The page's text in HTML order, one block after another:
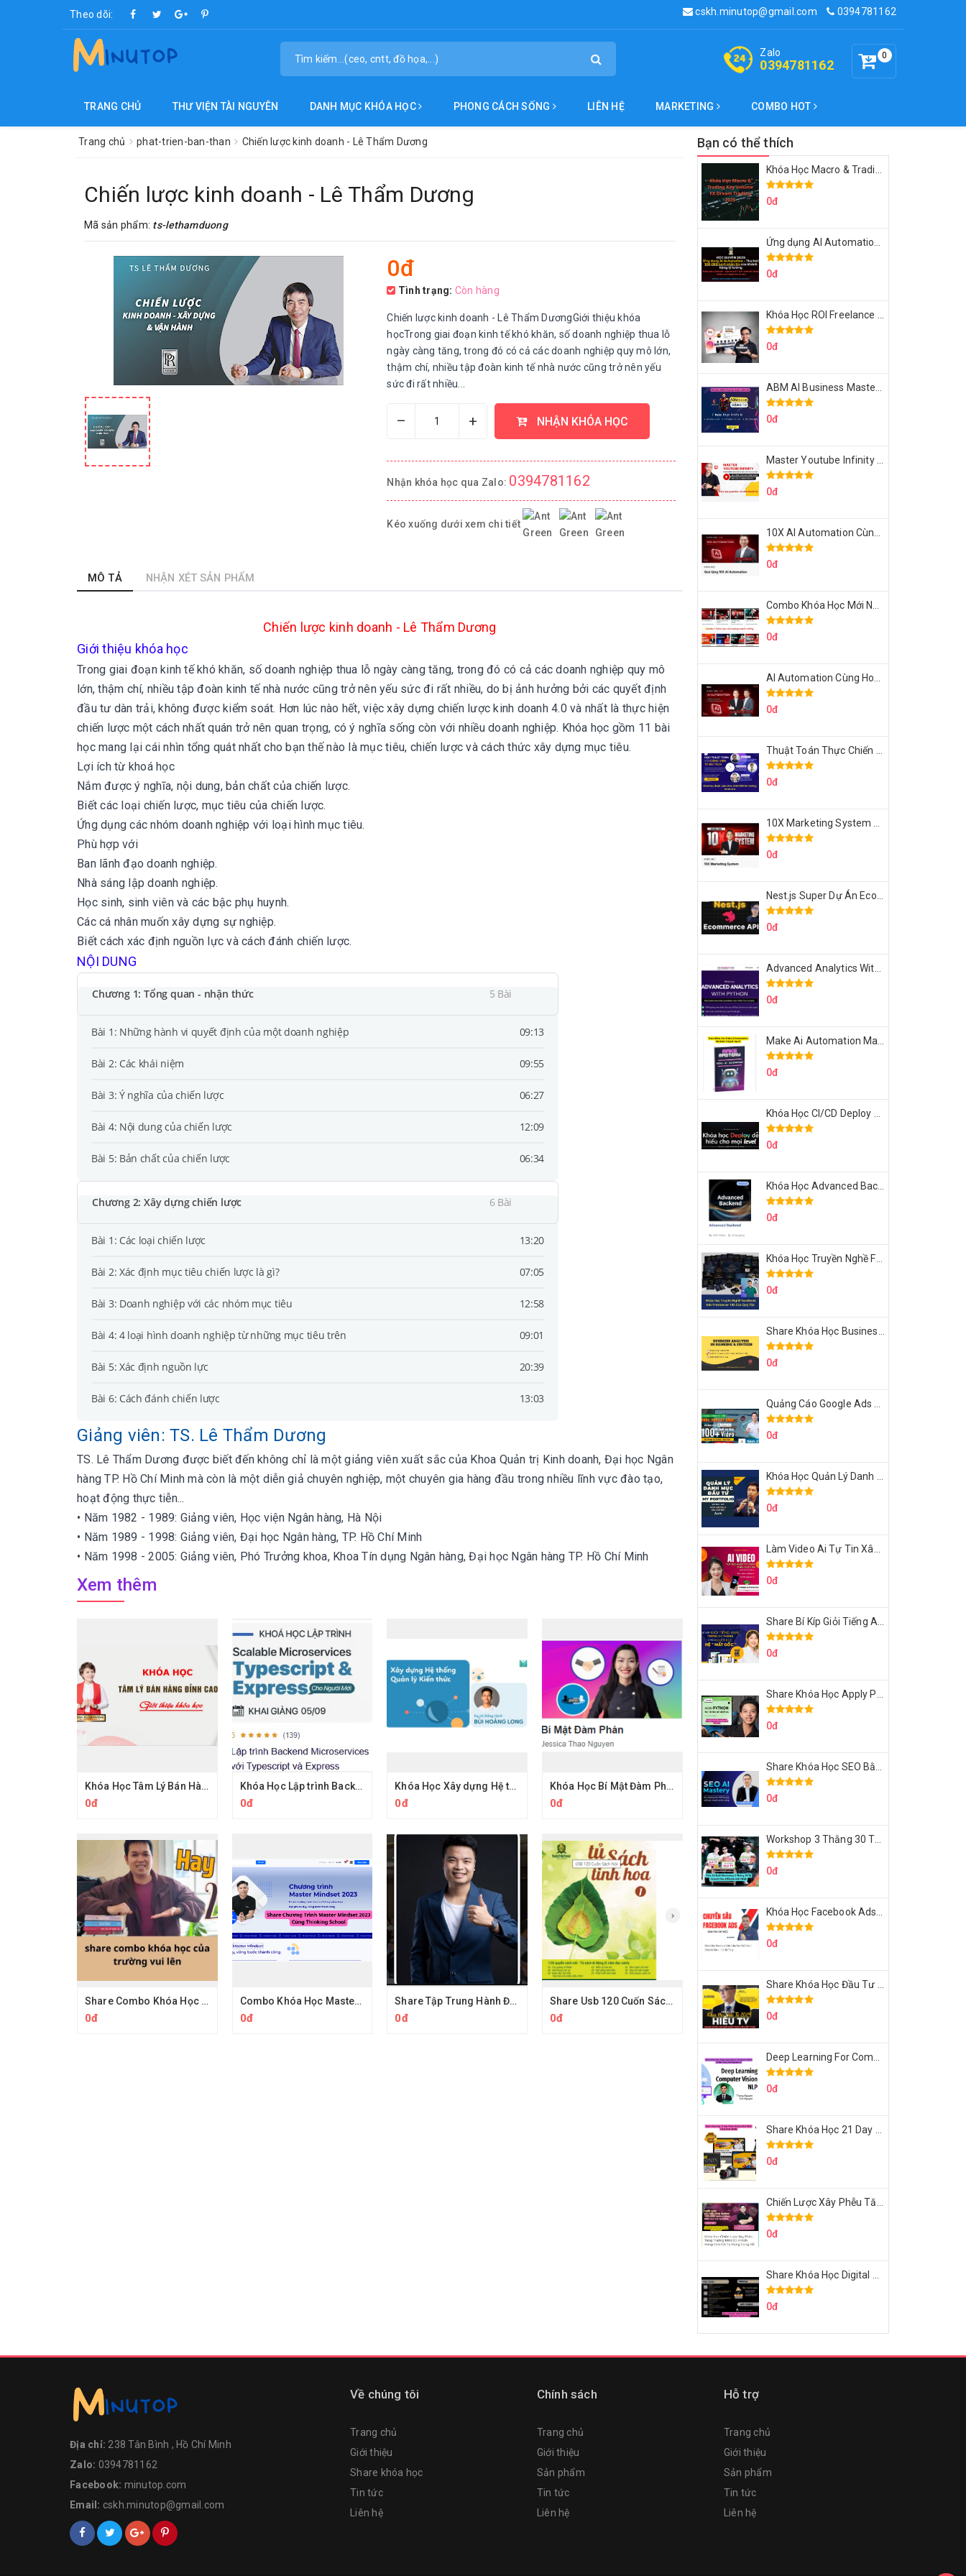
Theo dõi: cskh.minutop@gmail.com 0394781162
0
Zalo
0394781162
TRANG CHỦ THƯ VIỆN TÀI NGUYÊN DANH MỤC KHÓA HỌC PHONG CÁCH SỐNG LIÊN HỆ MARKETING COMBO HOT
Trang chủ phat-trien-ban-than Chiến lược kinh doanh - Lê Thẩm Dương
Chiến lược kinh doanh - Lê Thẩm Dương
Mã sản phẩm: ts-lethamduong
0đ
Tình trạng: Còn hàng
Chiến lược kinh doanh - Lê Thẩm DươngGiới thiệu khóa
họcTrong giai đoạn kinh tế khó khăn, số doanh nghiệp thua lỗ
ngày càng tăng, trong đó có cả các doanh nghiệp quy mô lớn,
thậm chí, nhiều tập đoàn kinh tế nhà nước cũng trở nên yếu
sức đi rất nhiều...
– + NHẬN KHÓA HỌC
Nhận khóa học qua Zalo: 0394781162
Kéo xuống dưới xem chi tiết
MÔ TẢ NHẬN XÉT SẢN PHẨM
Chiến lược kinh doanh - Lê Thẩm Dương
Giới thiệu khóa học
Trong giai đoạn kinh tế khó khăn, số doanh nghiệp thua lỗ ngày càng tăng, trong đó có cả các doanh nghiệp quy mô
lớn, thậm chí, nhiều tập đoàn kinh tế nhà nước cũng trở nên yếu sức đi rất nhiều, do bị ảnh hưởng bởi các quyết định
đầu tư dàn trải, không được kiểm soát. Hơn lúc nào hết, việc xây dựng chiến lược kinh doanh 4.0 và nhất là thực hiện
chiến lược một cách nhất quán trở nên quan trọng, có ý nghĩa sống còn với nhiều doanh nghiệp. Khóa học gồm 11 bài
học mang lại cái nhìn tổng quát nhất cho bạn thế nào là mục tiêu, chiến lược và cách thức xây dựng mục tiêu.
Lợi ích từ khoá học
Nắm được ý nghĩa, nội dung, bản chất của chiến lược.
Biết các loại chiến lược, mục tiêu của chiến lược.
Ứng dụng các nhóm doanh nghiệp với loại hình mục tiêu.
Phù hợp với
Ban lãnh đạo doanh nghiệp.
Nhà sáng lập doanh nghiệp.
Học sinh, sinh viên và các bậc phụ huynh.
Các cá nhân muốn xây dựng sự nghiệp.
Biết cách xác định nguồn lực và cách đánh chiến lược.
NỘI DUNG
Chương 1: Tổng quan - nhận thức 5 Bài
Bài 1: Những hành vi quyết định của một doanh nghiệp 09:13
Bài 2: Các khái niệm 09:55
Bài 3: Ý nghĩa của chiến lược 06:27
Bài 4: Nội dung của chiến lược 12:09
Bài 5: Bản chất của chiến lược 06:34
Chương 2: Xây dựng chiến lược 6 Bài
Bài 1: Các loại chiến lược 13:20
Bài 2: Xác định mục tiêu chiến lược là gì? 07:05
Bài 3: Doanh nghiệp với các nhóm mục tiêu 12:58
Bài 4: 4 loại hình doanh nghiệp từ những mục tiêu trên 09:01
Bài 5: Xác định nguồn lực 20:39
Bài 6: Cách đánh chiến lược 13:03
Giảng viên: TS. Lê Thẩm Dương
TS. Lê Thẩm Dương được biết đến không chỉ là một giảng viên xuất sắc của Khoa Quản trị Kinh doanh, Đại học Ngân
hàng TP. Hồ Chí Minh mà còn là một diễn giả chuyên nghiệp, một chuyên gia hàng đầu trong nhiều lĩnh vực đào tạo,
hoạt động thực tiễn...
• Năm 1982 - 1989: Giảng viên, Học viện Ngân hàng, Hà Nội
• Năm 1989 - 1998: Giảng viên, Đại học Ngân hàng, TP. Hồ Chí Minh
• Năm 1998 - 2005: Giảng viên, Phó Trưởng khoa, Khoa Tín dụng Ngân hàng, Đại học Ngân hàng TP. Hồ Chí Minh
Xem thêm
Khóa Học Tâm Lý Bán Hàng Đỉnh Cao Vera Xuân Hường
0đ
Khóa Học Lập trình Backend Microservices với Typescript và Express Của 200Lab
0đ
Khóa Học Xây dựng Hệ thống Quản lý Kiến thức
0đ
Khóa Học Bí Mật Đàm Phán Của Jessica Thao Nguyen
0đ
Share Combo Khóa Học Của Trường Vui Lên
0đ
Combo Khóa Học Master Mindset Tư Duy Phản Biện Của Thinking School
0đ
Share Tập Trung Hành Động Siêu Tốc Của Trần Dương
0đ
Share Usb 120 Cuốn Sách Nói BkeShop
0đ
Bạn có thể thích
0đ
0đ
0đ
0đ
0đ
0đ
0đ
0đ
0đ
0đ
0đ
0đ
0đ
0đ
0đ
0đ
0đ
0đ
0đ
0đ
0đ
0đ
0đ
0đ
0đ
0đ
0đ
0đ
0đ
0đ
Địa chỉ: 238 Tân Bình , Hồ Chí Minh
Zalo: 0394781162
Facebook: minutop.com
Email: cskh.minutop@gmail.com
Về chúng tôi
Trang chủ
Giới thiệu
Share khóa học
Tin tức
Liên hệ
Chính sách
Trang chủ
Giới thiệu
Sản phẩm
Tin tức
Liên hệ
Hỗ trợ
Trang chủ
Giới thiệu
Sản phẩm
Tin tức
Liên hệ